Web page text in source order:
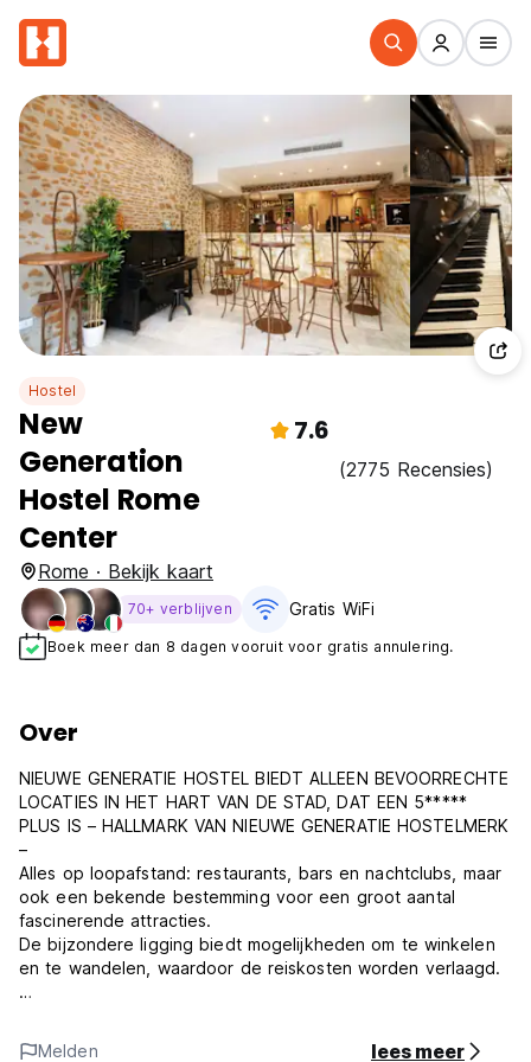
Hostel
New
Generation
Hostel Rome
Center
7.6
(2775 Recensies)
Rome · Bekijk kaart
70+ verblijven Gratis WiFi
Boek meer dan 8 dagen vooruit voor gratis annulering.
Over
NIEUWE GENERATIE HOSTEL BIEDT ALLEEN BEVOORRECHTE
LOCATIES IN HET HART VAN DE STAD, DAT EEN 5*****
PLUS IS – HALLMARK VAN NIEUWE GENERATIE HOSTELMERK
–
Alles op loopafstand: restaurants, bars en nachtclubs, maar
ook een bekende bestemming voor een groot aantal
fascinerende attracties.
De bijzondere ligging biedt mogelijkheden om te winkelen
en te wandelen, waardoor de reiskosten worden verlaagd.
DE STAD
Melden lees meer